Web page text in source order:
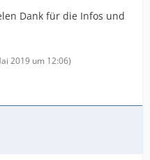
Dank für die Infos und
2019 um 12:06)